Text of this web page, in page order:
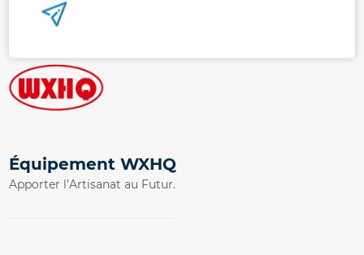
Équipement WXHQ
Apporter l’Artisanat au Futur.